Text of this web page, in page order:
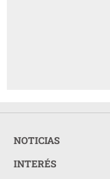
NOTICIAS
INTERÉS